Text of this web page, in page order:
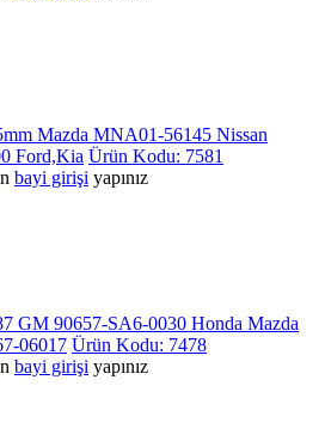
Mazda MNA01-56145 Nissan
Ford,Kia Ürün Kodu: 7581
bayi girişi yapınız
GM 90657-SA6-0030 Honda Mazda
06017 Ürün Kodu: 7478
bayi girişi yapınız